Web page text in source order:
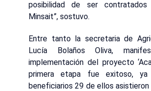
posibilidad de ser contratados
Minsait”, sostuvo.
Entre tanto la secretaria de
Lucía Bolaños Oliva,
implementación del proyecto
primera etapa fue exitoso,
beneficiarios 29 de ellos asistieron